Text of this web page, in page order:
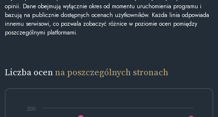
opinii. Dane obejmują wyłącznie okres od momentu uruchomienia programu i
bazują na publicznie dostępnych ocenach użytkowników. Każda linia odpowiada
innemu serwisowi, co pozwala zobaczyć różnice w poziomie ocen pomiędzy
poszczególnymi platformami.
Liczba ocenna poszczególnych stronach
200